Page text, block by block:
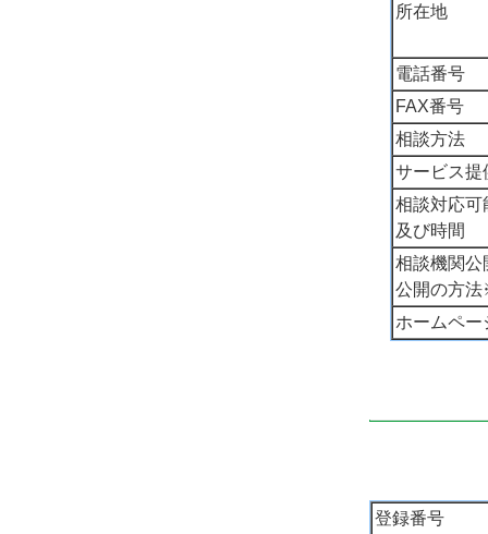
所在地
電話番号
FAX番号
相談方法
サービス
相談対応可
及び時間
相談機関公
公開の方
ホームペー
登録番号